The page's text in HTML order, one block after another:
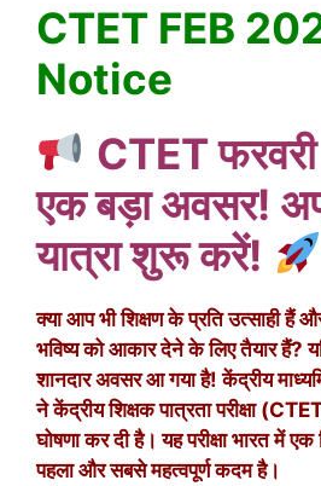
CTET FEB
Notice
CTET
एक बड़ा अवसर!
यात्रा शुरू करें!
क्या आप भी शिक्षण के प्रति उत्साही हैं
भविष्य को आकार देने के लिए तैयार हैं?
शानदार अवसर आ गया है! केंद्रीय
ने केंद्रीय शिक्षक पात्रता परीक्षा
घोषणा कर दी है। यह परीक्षा भारत में
पहला और सबसे महत्वपूर्ण कदम है।